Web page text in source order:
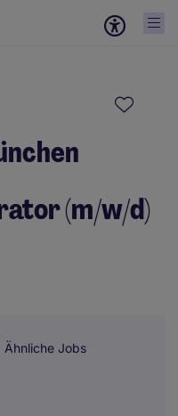
(m/w/d)
Ähnliche Jobs